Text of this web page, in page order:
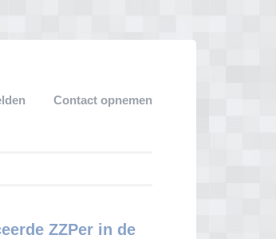
Contact opnemen
ZZPer in de